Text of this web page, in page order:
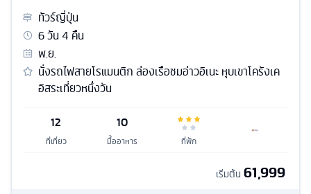
ทัวร์ญี่ปุ่น
6วัน4 คืน
พ.ย.
นั่งรถไฟสายโรแมนติก ล่องเรือชมอ่าวอิเนะ หุบเขาโครังเค
อิสระเที่ยวหนึ่งวัน
12
ที่เที่ยว
10
มื้ออาหาร ที่พัก
เริ่มต้น 61,999